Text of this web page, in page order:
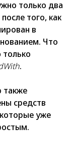
только два
того, как
в
Что
только
.
также
средств
уже